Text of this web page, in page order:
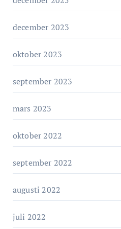
i
e
r
december 2023
oktober 2023
september 2023
mars 2023
oktober 2022
september 2022
augusti 2022
juli 2022